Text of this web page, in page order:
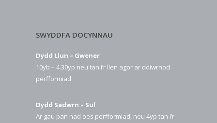
SWYDDFA DOCYNNAU
Dydd Llun – Gwener
10yb – 4.30yp neu tan i’r llen agor ar ddiwrnod
perfformiad
Dydd Sadwrn – Sul
Ar gau pan nad oes perfformiad, neu 4yp tan i’r